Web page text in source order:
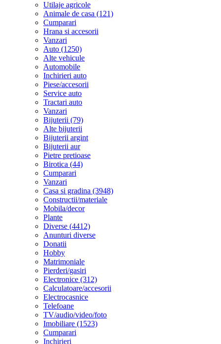
Utilaje agricole
Animale de casa (121)
Cumparari
Hrana si accesorii
Vanzari
Auto (1250)
Alte vehicule
Automobile
Inchirieri auto
Piese/accesorii
Service auto
Tractari auto
Vanzari
Bijuterii (79)
Alte bijuterii
Bijuterii argint
Bijuterii aur
Pietre pretioase
Birotica (44)
Cumparari
Vanzari
Casa si gradina (3948)
Constructii/materiale
Mobila/decor
Plante
Diverse (4412)
Anunturi diverse
Donatii
Hobby
Matrimoniale
Pierderi/gasiri
Electronice (312)
Calculatoare/accesorii
Electrocasnice
Telefoane
TV/audio/video/foto
Imobiliare (1523)
Cumparari
Inchirieri